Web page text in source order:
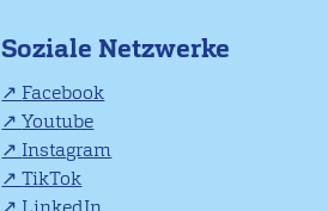
Soziale Netzwerke
Facebook
Youtube
Instagram
TikTok